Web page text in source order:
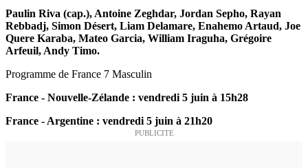
Paulin Riva (cap.), Antoine Zeghdar, Jordan Sepho, Rayan
Rebbadj, Simon Désert, Liam Delamare, Enahemo Artaud, Joe
Quere Karaba, Mateo Garcia, William Iraguha, Grégoire
Arfeuil, Andy Timo.
Programme de France 7 Masculin
France - Nouvelle-Zélande : vendredi 5 juin à 15h28
France - Argentine : vendredi 5 juin à 21h20